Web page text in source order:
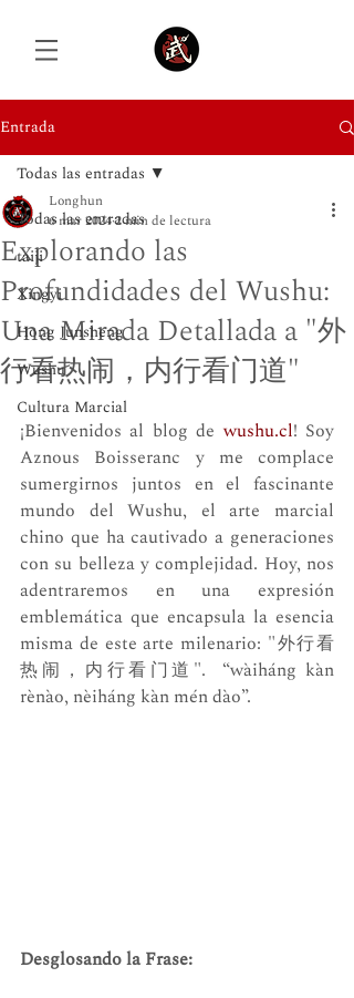
Entrada
Todas las entradas
taiji
Xingyi
Hong Junsheng
Wushu
Cultura Marcial
Todas las entradas
Explorando las
Profundidades del Wushu:
Una Mirada Detallada a "外
行看热闹，内行看门道"
Longhun
6 mar 20242 min de lectura
¡Bienvenidos al blog de wushu.cl! Soy
Aznous Boisseranc y me complace
sumergirnos juntos en el fascinante
mundo del Wushu, el arte marcial
chino que ha cautivado a generaciones
con su belleza y complejidad. Hoy, nos
adentraremos en una expresión
emblemática que encapsula la esencia
misma de este arte milenario: "外行看
热闹，内行看门道".  “wàiháng kàn
rènào, nèiháng kàn mén dào”.
Desglosando la Frase: